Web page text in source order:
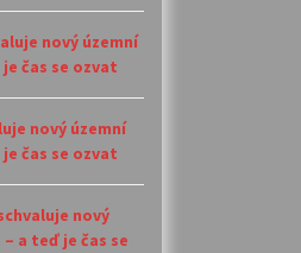
nový územní
čas se ozvat
nový územní
čas se ozvat
nový
a teď je čas se